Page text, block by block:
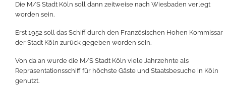
Die M/S Stadt Köln soll dann zeitweise nach Wiesbaden verlegt
worden sein.
Erst 1952 soll das Schiff durch den Französischen Hohen Kommissar
der Stadt Köln zurück gegeben worden sein.
Von da an wurde die M/S Stadt Köln viele Jahrzehnte als
Repräsentationsschiff für höchste Gäste und Staatsbesuche in Köln
genutzt.